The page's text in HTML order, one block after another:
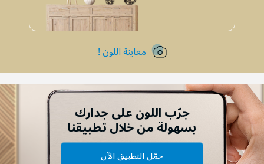
معاينة اللون !
جرّب اللون على جدارك
بسهولة من خلال تطبيقنا
حمّل التطبيق الآن